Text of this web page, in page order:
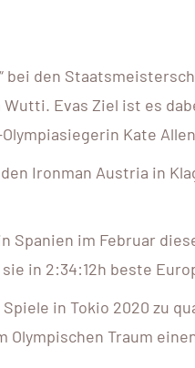
bei den
Wutti. Evas Ziel ist es
Kate
Ironman Austria in
Spanien im Februar
in 2:34:12h beste
in Tokio 2020 zu
Traum